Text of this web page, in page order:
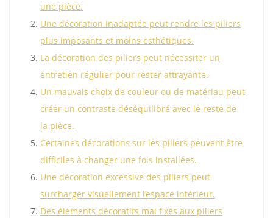
une pièce.
Une décoration inadaptée peut rendre les piliers
plus imposants et moins esthétiques.
La décoration des piliers peut nécessiter un
entretien régulier pour rester attrayante.
Un mauvais choix de couleur ou de matériau peut
créer un contraste déséquilibré avec le reste de
la pièce.
Certaines décorations sur les piliers peuvent être
difficiles à changer une fois installées.
Une décoration excessive des piliers peut
surcharger visuellement l’espace intérieur.
Des éléments décoratifs mal fixés aux piliers